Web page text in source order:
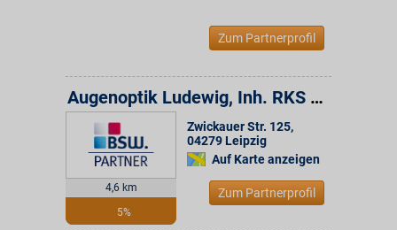
Zum Partnerprofil
4,6 km
5%
Augenoptik Ludewig, Inh. RKS Optik GmbH
Zwickauer Str. 125,
04279 Leipzig
Auf Karte anzeigen
Zum Partnerprofil